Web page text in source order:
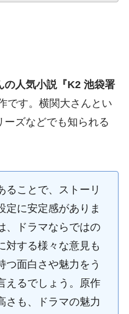
の人気小説『K2 池袋署
です。横関大さんとい
ーズなどでも知られる
ることで、ストーリ
定に安定感がありま
、ドラマならではの
対する様々な意見も
つ面白さや魅力をう
えるでしょう。原作
さも、ドラマの魅力